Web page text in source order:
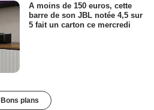
A moins de 150 euros, cette
barre de son JBL notée 4,5 sur
5 fait un carton ce mercredi
Bons plans